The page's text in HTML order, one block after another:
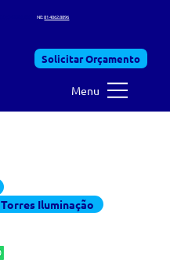
NE:81 4062.8896
Solicitar Orçamento
Menu
Torres Iluminação